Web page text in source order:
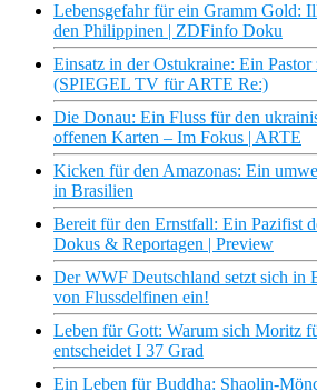
Lebensgefahr für ein Gramm Gold:
den Philippinen | ZDFinfo Doku
Einsatz in der Ostukraine: Ein
(SPIEGEL TV für ARTE Re:)
Die Donau: Ein Fluss für den
offenen Karten – Im Fokus | ARTE
Kicken für den Amazonas: Ein
in Brasilien
Bereit für den Ernstfall: Ein Pazifist
Dokus & Reportagen | Preview
Der WWF Deutschland setzt sich in
von Flussdelfinen ein!
Leben für Gott: Warum sich Moritz
entscheidet I 37 Grad
Ein Leben für Buddha: Shaolin-